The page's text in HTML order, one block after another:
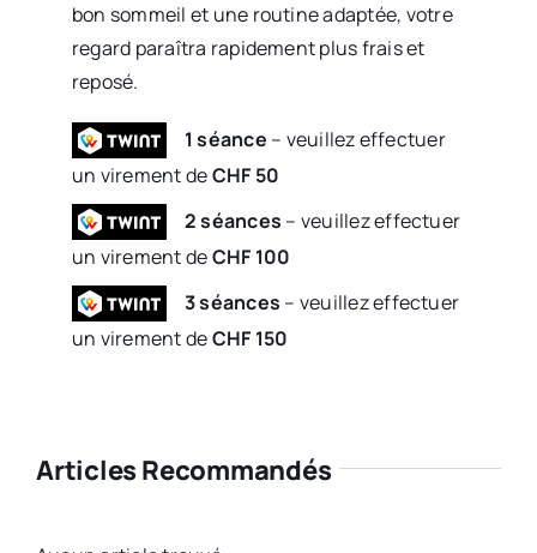
bon sommeil et une routine adaptée, votre
regard paraîtra rapidement plus frais et
reposé.
1 séance – veuillez effectuer
un virement deCHF 50
2 séances – veuillez effectuer
un virement deCHF 100
3 séances – veuillez effectuer
un virement deCHF 150
Articles Recommandés